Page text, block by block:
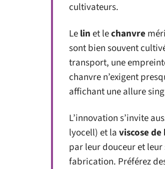
cultivateurs.
Lelinet lechanvre
sont bien souvent
transport, une
chanvre n’exigent
affichant une allure
L’innovation s’invite
lyocell) et laviscose
par leur douceur et
fabrication. Préférez